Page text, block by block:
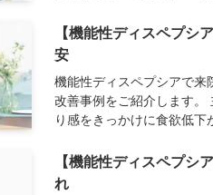
【機能性ディスペプシ
安
機能性ディスペプシアで
改善事例をご紹介します。
り感をきっかけに食欲低
【機能性ディスペプシ
れ